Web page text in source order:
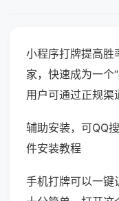
小程序打牌提高胜
家，快速成为一个
用户可通过正规渠
辅助安装，可QQ
件安装教程
手机打牌可以一键